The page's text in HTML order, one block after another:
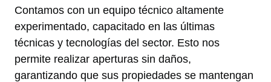
Contamos con un equipo técnico altamente
experimentado, capacitado en las últimas
técnicas y tecnologías del sector. Esto nos
permite realizar aperturas sin daños,
garantizando que sus propiedades se mantengan